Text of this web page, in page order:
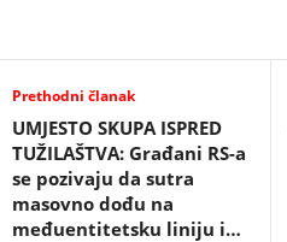
Prethodni članak
UMJESTO SKUPA ISPRED
TUŽILAŠTVA: Građani RS-a
se pozivaju da sutra
masovno dođu na
međuentitetsku liniju i…